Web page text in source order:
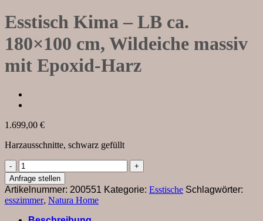
Esstisch Kima – LB ca.
180×100 cm, Wildeiche massiv
mit Epoxid-Harz
1.699,00 €
Harzausschnitte, schwarz gefüllt
Esstisch
Kima
-
LB
ca.
180x100
Anfrage stellen
Artikelnummer: 200551 Kategorie: Esstische Schlagwörter:
esszimmer, Natura Home